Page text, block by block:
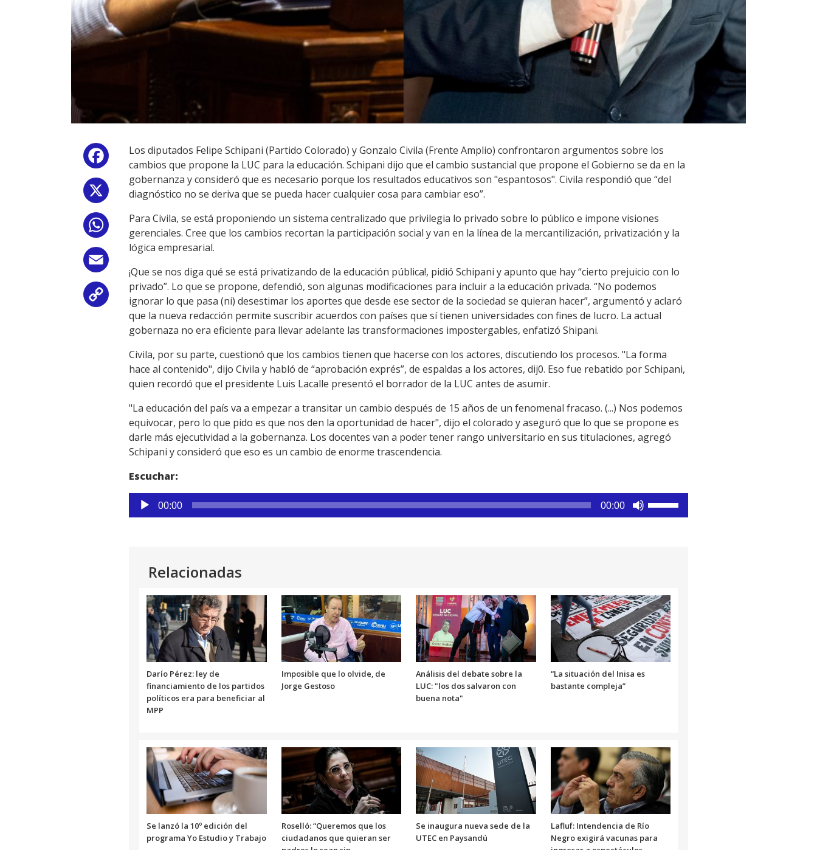
Facebook
Copy
Link
Los diputados Felipe Schipani (Partido Colorado) y Gonzalo Civila (Frente Amplio) confrontaron argumentos sobre los
cambios que propone la LUC para la educación. Schipani dijo que el cambio sustancial que propone el Gobierno se da en la
gobernanza y consideró que es necesario porque los resultados educativos son "espantosos". Civila respondió que “del
diagnóstico no se deriva que se pueda hacer cualquier cosa para cambiar eso”.
Para Civila, se está proponiendo un sistema centralizado que privilegia lo privado sobre lo público e impone visiones
gerenciales. Cree que los cambios recortan la participación social y van en la línea de la mercantilización, privatización y la
lógica empresarial.
¡Que se nos diga qué se está privatizando de la educación pública!, pidió Schipani y apunto que hay “cierto prejuicio con lo
privado”. Lo que se propone, defendió, son algunas modificaciones para incluir a la educación privada. “No podemos
ignorar lo que pasa (ni) desestimar los aportes que desde ese sector de la sociedad se quieran hacer”, argumentó y aclaró
que la nueva redacción permite suscribir acuerdos con países que sí tienen universidades con fines de lucro. La actual
gobernaza no era eficiente para llevar adelante las transformaciones impostergables, enfatizó Shipani.
Civila, por su parte, cuestionó que los cambios tienen que hacerse con los actores, discutiendo los procesos. "La forma
hace al contenido", dijo Civila y habló de “aprobación exprés”, de espaldas a los actores, dij0. Eso fue rebatido por Schipani,
quien recordó que el presidente Luis Lacalle presentó el borrador de la LUC antes de asumir.
"La educación del país va a empezar a transitar un cambio después de 15 años de un fenomenal fracaso. (...) Nos podemos
equivocar, pero lo que pido es que nos den la oportunidad de hacer", dijo el colorado y aseguró que lo que se propone es
darle más ejecutividad a la gobernanza. Los docentes van a poder tener rango universitario en sus titulaciones, agregó
Schipani y consideró que eso es un cambio de enorme trascendencia.
Escuchar:
Reproductor
de
00:00 00:00
aumentar
o
disminuir
el
volumen.
Relacionadas
Darío Pérez: ley de
financiamiento de los partidos
políticos era para beneficiar al
MPP
Imposible que lo olvide, de
Jorge Gestoso
Análisis del debate sobre la
LUC: "los dos salvaron con
buena nota"
“La situación del Inisa es
bastante compleja”
Se lanzó la 10º edición del
programa Yo Estudio y Trabajo
Roselló: “Queremos que los
ciudadanos que quieran ser
Se inaugura nueva sede de la
UTEC en Paysandú
Lafluf: Intendencia de Río
Negro exigirá vacunas para